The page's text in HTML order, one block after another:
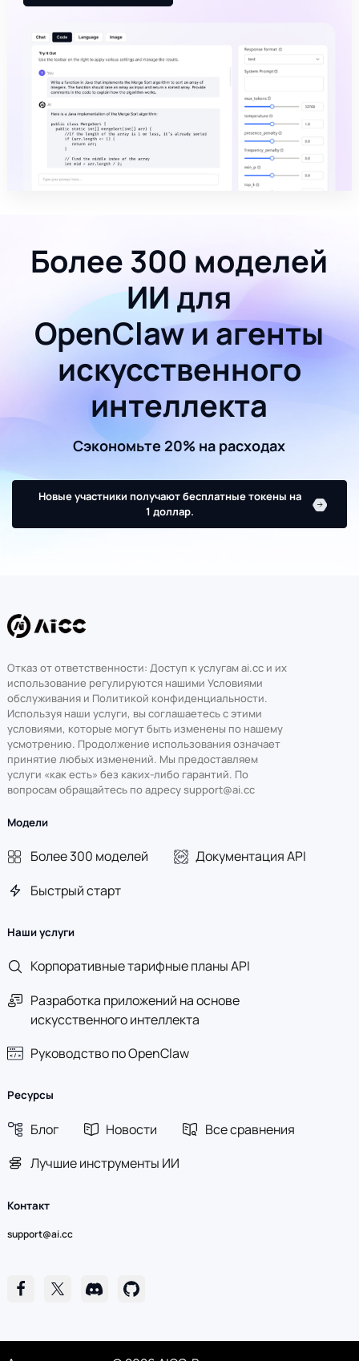
Более 300 моделей
ИИ для
OpenClaw и агенты
искусственного
интеллекта
Сэкономьте 20% на расходах
Новые участники получают бесплатные токены на
1 доллар.
Отказ от ответственности: Доступ к услугам ai.cc и их
использование регулируются нашими Условиями
обслуживания и Политикой конфиденциальности.
Используя наши услуги, вы соглашаетесь с этими
условиями, которые могут быть изменены по нашему
усмотрению. Продолжение использования означает
принятие любых изменений. Мы предоставляем
услуги «как есть» без каких-либо гарантий. По
вопросам обращайтесь по адресу support@ai.cc
Модели
Более 300 моделей
Документация API
Быстрый старт
Наши услуги
Корпоративные тарифные планы API
Разработка приложений на основе
искусственного интеллекта
Руководство по OpenClaw
Ресурсы
Блог Новости
Все сравнения
Лучшие инструменты ИИ
Контакт
support@ai.cc